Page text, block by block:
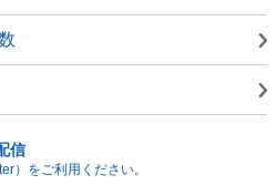
信
）をご利用ください。